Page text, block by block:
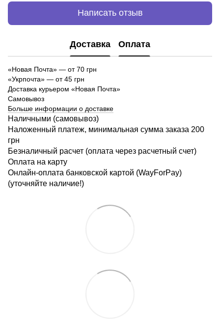
Написать отзыв
Доставка Оплата
«Новая Почта» — от 70 грн
«Укрпочта» — от 45 грн
Доставка курьером «Новая Почта»
Самовывоз
Больше информации о доставке
Наличными (самовывоз)
Наложенный платеж, минимальная сумма заказа 200
грн
Безналичный расчет (оплата через расчетный счет)
Оплата на карту
Онлайн-оплата банковской картой (WayForPay)
(уточняйте наличие!)